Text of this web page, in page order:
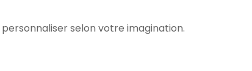
selon votre imagination.